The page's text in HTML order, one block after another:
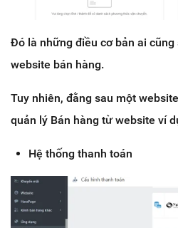
Đó là những điều cơ bản ai
website bán hàng.
Tuy nhiên, đằng sau một
quản lý Bán hàng từ website ví
Hệ thống thanh toán